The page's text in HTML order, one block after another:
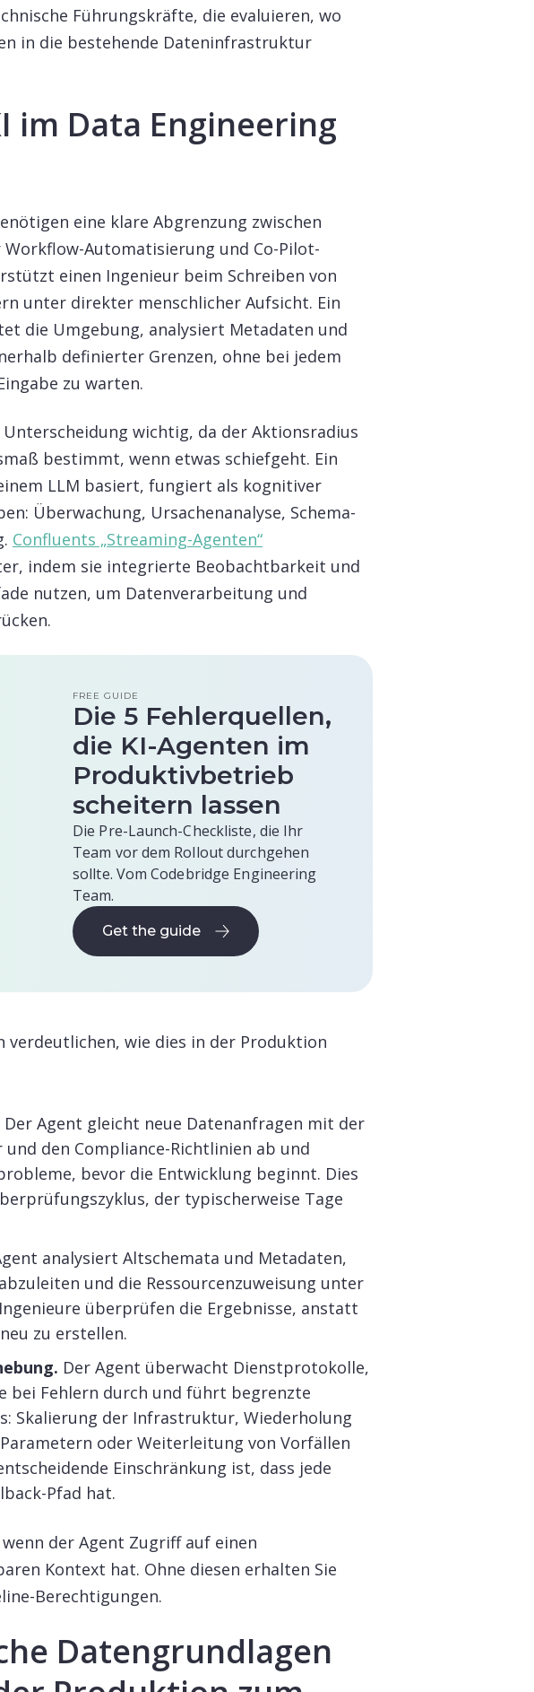
Führungskräfte, die evaluieren, wo
in die bestehende Dateninfrastruktur
im Data Engineering
eine klare Abgrenzung zwischen
Automatisierung und Co-Pilot-
einen Ingenieur beim Schreiben von
unter direkter menschlicher Aufsicht. Ein
die Umgebung, analysiert Metadaten und
definierter Grenzen, ohne bei jedem
zu warten.
wichtig, da der Aktionsradius
bestimmt, wenn etwas schiefgeht. Ein
LLM basiert, fungiert als kognitiver
Überwachung, Ursachenanalyse, Schema-
Confluents „Streaming-Agenten“
indem sie integrierte Beobachtbarkeit und
nutzen, um Datenverarbeitung und
FREE GUIDE
Die 5 Fehlerquellen,
die KI-Agenten im
Produktivbetrieb
scheitern lassen
Die Pre-Launch-Checkliste, die Ihr
Team vor dem Rollout durchgehen
sollte. Vom Codebridge Engineering
Team.
Get the guide
Get the guide
verdeutlichen, wie dies in der Produktion
Der Agent gleicht neue Datenanfragen mit der
den Compliance-Richtlinien ab und
bevor die Entwicklung beginnt. Dies
der typischerweise Tage
analysiert Altschemata und Metadaten,
und die Ressourcenzuweisung unter
überprüfen die Ergebnisse, anstatt
zu erstellen.
Der Agent überwacht Dienstprotokolle,
bei Fehlern durch und führt begrenzte
Skalierung der Infrastruktur, Wiederholung
oder Weiterleitung von Vorfällen
Einschränkung ist, dass jede
Pfad hat.
der Agent Zugriff auf einen
Kontext hat. Ohne diesen erhalten Sie
Berechtigungen.
Datengrundlagen